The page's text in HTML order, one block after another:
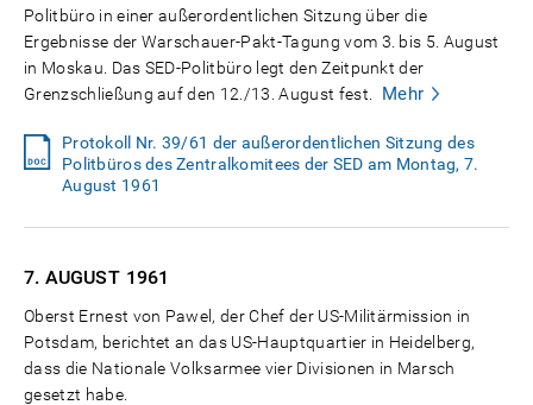
Politbüro in einer außerordentlichen Sitzung über die
Ergebnisse der Warschauer-Pakt-Tagung vom 3. bis 5. August
in Moskau. Das SED-Politbüro legt den Zeitpunkt der
Grenzschließung auf den 12./13. August fest.
Mehr
Protokoll Nr. 39/61 der außerordentlichen Sitzung des
Politbüros des Zentralkomitees der SED am Montag, 7.
August 1961
7. AUGUST 1961
Oberst Ernest von Pawel, der Chef der US-Militärmission in
Potsdam, berichtet an das US-Hauptquartier in Heidelberg,
dass die Nationale Volksarmee vier Divisionen in Marsch
gesetzt habe.